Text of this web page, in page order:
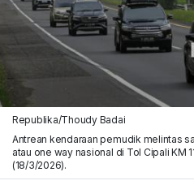
Republika/Thoudy Badai
Antrean kendaraan pemudik melintas
atau one way nasional di Tol Cipali KM
(18/3/2026).